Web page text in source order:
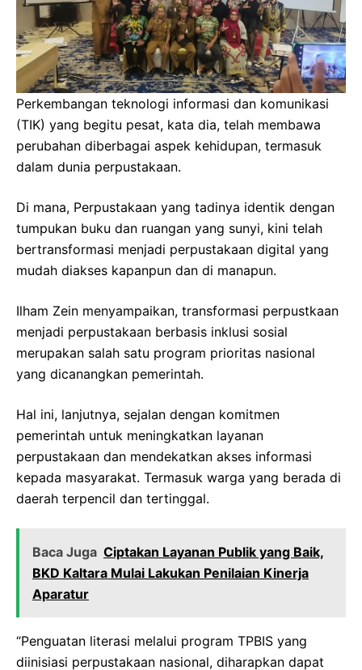
Perkembangan teknologi informasi dan komunikasi
(TIK) yang begitu pesat, kata dia, telah membawa
perubahan diberbagai aspek kehidupan, termasuk
dalam dunia perpustakaan.
Di mana, Perpustakaan yang tadinya identik dengan
tumpukan buku dan ruangan yang sunyi, kini telah
bertransformasi menjadi perpustakaan digital yang
mudah diakses kapanpun dan di manapun.
Ilham Zein menyampaikan, transformasi perpustkaan
menjadi perpustakaan berbasis inklusi sosial
merupakan salah satu program prioritas nasional
yang dicanangkan pemerintah.
Hal ini, lanjutnya, sejalan dengan komitmen
pemerintah untuk meningkatkan layanan
perpustakaan dan mendekatkan akses informasi
kepada masyarakat. Termasuk warga yang berada di
daerah terpencil dan tertinggal.
Baca Juga Ciptakan Layanan Publik yang Baik,
BKD Kaltara Mulai Lakukan Penilaian Kinerja
Aparatur
“Penguatan literasi melalui program TPBIS yang
diinisiasi perpustakaan nasional, diharapkan dapat